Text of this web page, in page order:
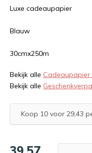
Luxe cadeaupapier
Blauw
30cmx250m
Bekijk alle Cadeaupapier
Bekijk alle
Koop 10 voor 29,43